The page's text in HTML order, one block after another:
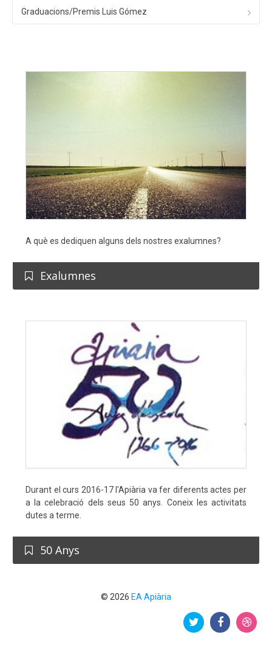
Graduacions/Premis Luis Gómez
A què es dediquen alguns dels nostres exalumnes?
Exalumnes
Durant el curs 2016-17 l'Apiària va fer diferents actes per
a la celebració dels seus 50 anys. Coneix les activitats
dutes a terme.
50 Anys
© 2026 EA Apiària